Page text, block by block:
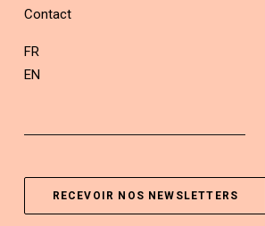
Contact
FR
EN
RECEVOIR NOS NEWSLETTERS